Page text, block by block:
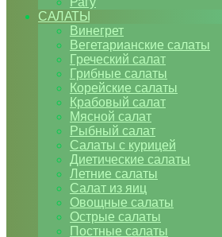
САЛАТЫ
Винегрет
Вегетарианские салаты
Греческий салат
Грибные салаты
Корейские салаты
Крабовый салат
Мясной салат
Рыбный салат
Салаты с курицей
Диетические салаты
Летние салаты
Салат из яиц
Овощные салаты
Острые салаты
Постные салаты